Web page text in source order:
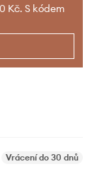
Kč. S kódem
Vrácení do 30 dnů